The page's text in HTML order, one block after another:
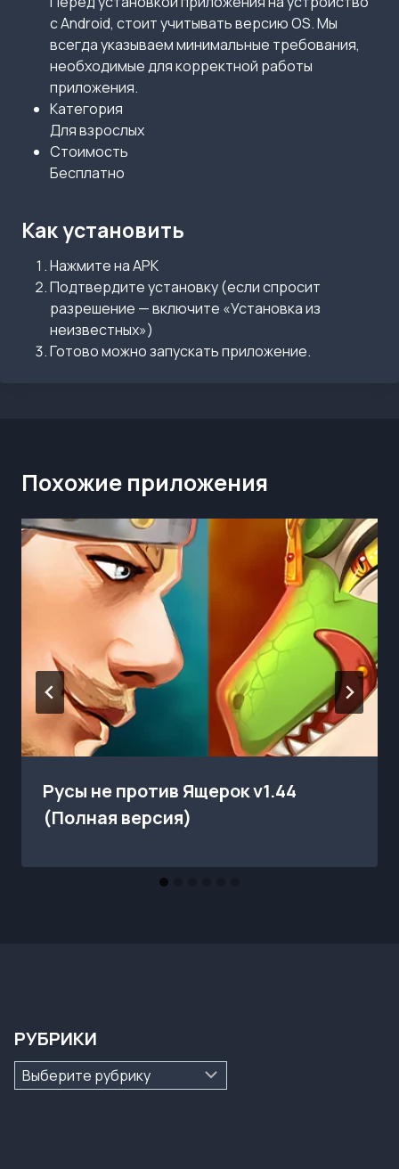
с Android, стоит учитывать версию OS. Мы
всегда указываем минимальные требования,
необходимые для корректной работы
приложения.
Категория
Для взрослых
Стоимость
Бесплатно
Как установить
Нажмите на APK
Подтвердите установку (если спросит
разрешение — включите «Установка из
неизвестных»)
Готово можно запускать приложение.
Похожие приложения
Русы не против Ящерок v1.44
(Полная версия)
РУБРИКИ
Рубрики